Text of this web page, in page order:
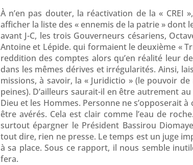
À n’en pas douter, la réactivation de la «
afficher la liste des « ennemis de la patrie » dont
avant J-C, les trois Gouverneurs césariens,
Antoine et Lépide. qui formaient le deuxième «
reddition des comptes alors qu’en réalité leur
dans les mêmes dérives et irrégularités. Ainsi,
missions, à savoir, la « Juridictio » (le pouvoir
peines). D’ailleurs saurait-il en être autrement
Dieu et les Hommes. Personne ne s’opposerait
être avérés. Cela est clair comme l’eau de
surtout épargner le Président Bassirou
tout dire, rien ne presse. Le temps est un juge
à sa place. Sous ce rapport, il nous semble
fera.